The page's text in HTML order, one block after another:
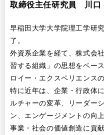
取締役主任研究員 川
早稲田大学大学院理工学研
了。
外資系企業を経て、株式会
習する組織」の思想をベー
ロイー・エクスペリエンス
特に近年は、企業・行政体
ルチャーの変革、リーダー
ン、エンゲージメントの向
事業・社会の価値創造に貢